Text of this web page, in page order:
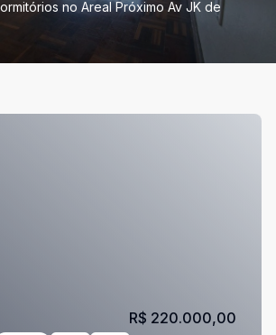
no Areal Próximo Av JK de
R$ 220.000,00